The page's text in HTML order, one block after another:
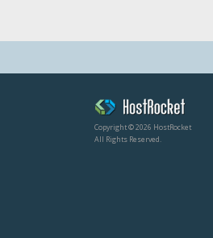
Copyright © 2026 HostRocket
All Rights Reserved.